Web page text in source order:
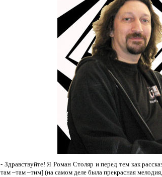
- Здравствуйте! Я Роман Столяр и перед тем как
там –там –тим] (на самом деле была прекрасная